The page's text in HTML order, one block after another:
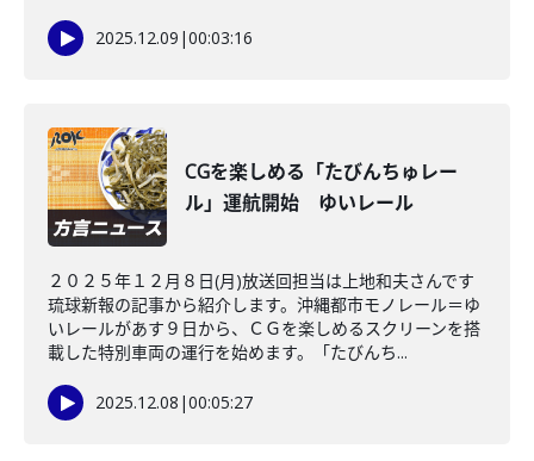
2025.12.09 |00:03:16
CGを楽しめる「たびんちゅレー
ル」運航開始 ゆいレール
２０２５年１２月８日(月)放送回担当は上地和夫さんです
琉球新報の記事から紹介します。沖縄都市モノレール＝ゆ
いレールがあす９日から、ＣＧを楽しめるスクリーンを搭
載した特別車両の運行を始めます。「たびんち...
2025.12.08 |00:05:27